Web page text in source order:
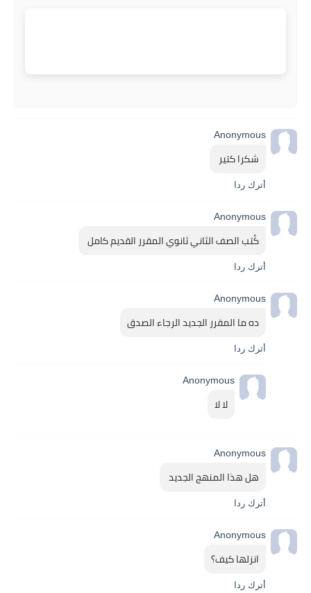
Anonymous
شكرا كتير
أترك ردا
Anonymous
كُتب الصف الثاني ثانوي المقرر القديم كامل
أترك ردا
Anonymous
ده ما المقرر الجديد الرجاء الصدق
أترك ردا
Anonymous
لا لا
Anonymous
هل هذا المنهج الجديد
أترك ردا
Anonymous
انزلها كيف؟
أترك ردا